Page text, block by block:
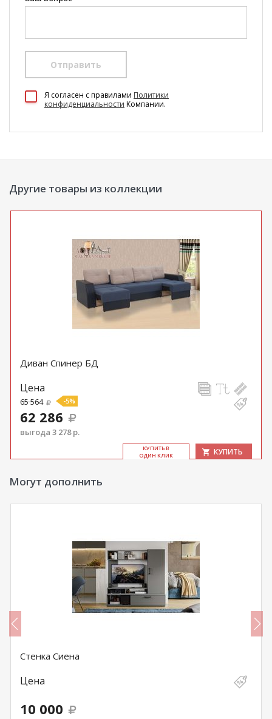
Отправить
Я согласен c правилами Политики
конфиденциальности Компании.
Другие товары из коллекции
Диван Спинер БД
Цена
65 564 -5%
62 286
выгода 3 278 р.
КУ­ПИТЬ В
ОДИН КЛИК
КУПИТЬ
Могут дополнить
Стенка Сиена
Цена
10 000